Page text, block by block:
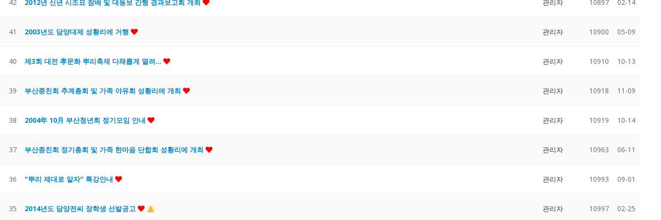
42 2012년 신년 시조묘 참배 및 대동보 간행 경과보고회 개최 관리자 10897 02-14
41 2003년도 담양대제 성황리에 거행 관리자 10900 05-09
40 제3회 대전 孝문화 뿌리축제 다채롭게 열려… 관리자 10910 10-13
39 부산종친회 추계총회 및 가족 야유회 성황리에 개최 관리자 10918 11-09
38 2004年 10月 부산청년회 정기모임 안내 관리자 10919 10-14
37 부산종친회 정기총회 및 가족 한마음 단합회 성황리에 개최 관리자 10963 06-11
36 "뿌리 제대로 알자" 특강안내 관리자 10993 09-01
35 2014년도 담양전씨 장학생 선발공고 관리자 10997 02-25